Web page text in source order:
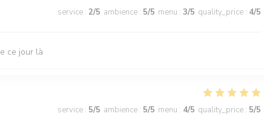
service : 2/5 ambience : 5/5 menu : 3/5 quality_price : 4/5
ce jour là
service : 5/5 ambience : 5/5 menu : 4/5 quality_price : 5/5